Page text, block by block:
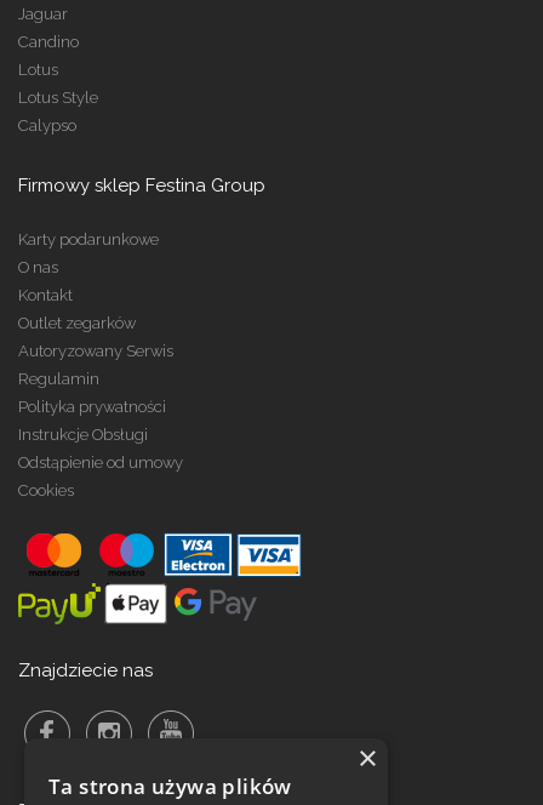
Jaguar
Candino
Lotus
Lotus Style
Calypso
Firmowy sklep Festina Group
Karty podarunkowe
O nas
Kontakt
Outlet zegarków
Autoryzowany Serwis
Regulamin
Polityka prywatności
Instrukcje Obsługi
Odstąpienie od umowy
Cookies
Znajdziecie nas
×
Ta strona używa plików